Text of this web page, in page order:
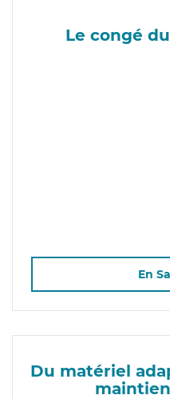
Le congé
En
Du matériel